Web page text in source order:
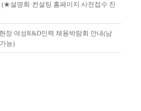
(★설명회·컨설팅 홈페이지 사전접수 진
장 여성R&D인력 채용박람회 안내(남
능)